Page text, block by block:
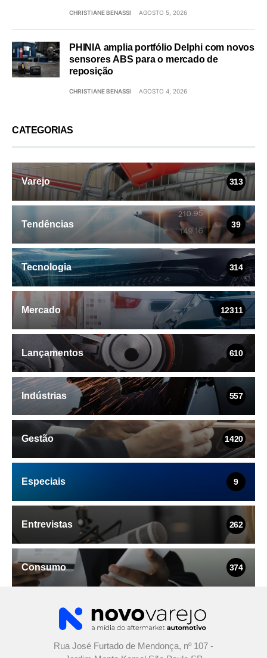
CHRISTIANE BENASSI AGOSTO 5, 2026
PHINIA amplia portfólio Delphi com novos
sensores ABS para o mercado de
reposição
CHRISTIANE BENASSI AGOSTO 4, 2026
CATEGORIAS
Varejo 313
Tendências 39
Tecnologia 314
Mercado 12311
Lançamentos 610
Indústrias 557
Gestão 1420
Especiais 9
Entrevistas 262
Consumo 374
Rua José Furtado de Mendonça, nº 107 -